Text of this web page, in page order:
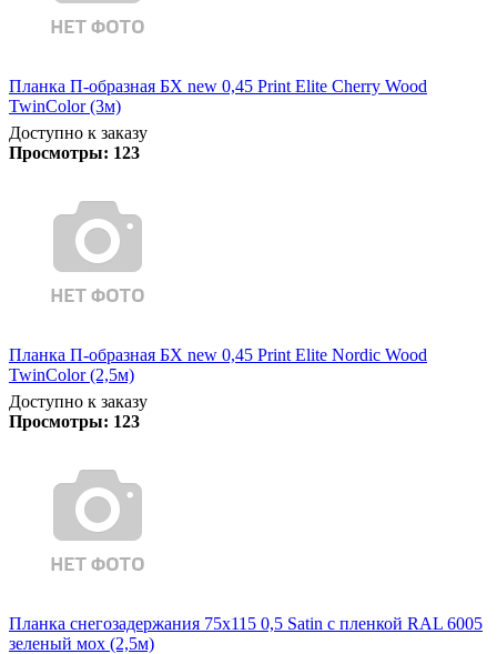
Планка П-образная БХ new 0,45 Print Elite Cherry Wood
TwinColor (3м)
Доступно к заказу
Просмотры: 123
Планка П-образная БХ new 0,45 Print Elite Nordic Wood
TwinColor (2,5м)
Доступно к заказу
Просмотры: 123
Планка снегозадержания 75х115 0,5 Satin с пленкой RAL 6005
зеленый мох (2,5м)